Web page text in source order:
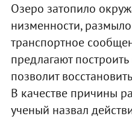
Озеро затопило
низменности,
транспортное
предлагают
позволит
В качестве причины
ученый назвал